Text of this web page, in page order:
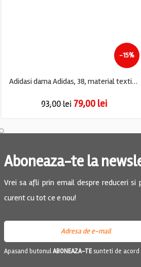
-15%
Adidasi dama Adidas, 38, material textil, gri
93,00lei 79,00 lei
Aboneaza-te la
Vrei sa afli prin email despre reduceri
curent cu tot ce e nou!
Apasand butonulABONEAZA-TEsunteti de acord